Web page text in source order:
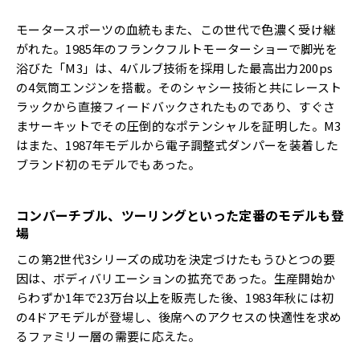
モータースポーツの血統もまた、この世代で色濃く受け継
がれた。1985年のフランクフルトモーターショーで脚光を
浴びた「M3」は、4バルブ技術を採用した最高出力200ps
の4気筒エンジンを搭載。そのシャシー技術と共にレースト
ラックから直接フィードバックされたものであり、すぐさ
まサーキットでその圧倒的なポテンシャルを証明した。M3
はまた、1987年モデルから電子調整式ダンパーを装着した
ブランド初のモデルでもあった。
コンバーチブル、ツーリングといった定番のモデルも登
場
この第2世代3シリーズの成功を決定づけたもうひとつの要
因は、ボディバリエーションの拡充であった。生産開始か
らわずか1年で23万台以上を販売した後、1983年秋には初
の4ドアモデルが登場し、後席へのアクセスの快適性を求め
るファミリー層の需要に応えた。